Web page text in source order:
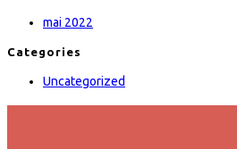
mai 2022
Categories
Uncategorized